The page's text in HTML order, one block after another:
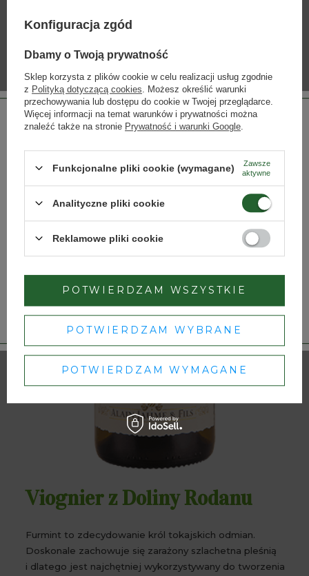
Viognier z Doliny Rodanu
Furmint to zdecydowanie król tokajskich odmian.
Doskonale zachowuje się zarażony szlachetna pleśnią
i dlatego jest najchętniej wykorzystywany do tworzenia
Strona przeznaczona dla osób pełnoletnich.
Czy masz ukończone 18 lat?
TAK NIE
Dbamy o Twoją prywatność
Konfiguracja zgód
Dbamy o Twoją prywatność
Sklep korzysta z plików cookie w celu realizacji usług zgodnie
z Polityką dotyczącą cookies . Możesz określić warunki
przechowywania lub dostępu do cookie w Twojej przeglądarce.
Więcej informacji na temat warunków i prywatności można
znaleźć także na stronie Prywatność i warunki Google
Funkcjonalne pliki cookie (wymagane)
Zawsze
aktywne
Analityczne pliki cookie
Reklamowe pliki cookie
POTWIERDZAM WYBRANE
POTWIERDZAM WYMAGANE
POTWIERDZAM WSZYSTKIE